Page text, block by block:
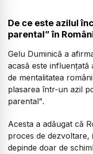
De ce este azilul
parental” în
Gelu Duminică a
acasă este influențată
de mentalitatea
plasarea într-un azil
parental”.
Acesta a adăugat că
proces de dezvoltare,
depinde doar de